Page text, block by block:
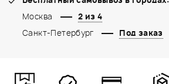
Москва
2 из 4
Санкт-Петербург
Под заказ